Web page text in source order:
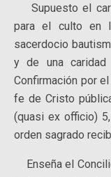
Supuesto el
para el culto en
sacerdocio
y de una
Confirmación por
fe de Cristo
(quasi ex officio)
orden sagrado
Enseña el